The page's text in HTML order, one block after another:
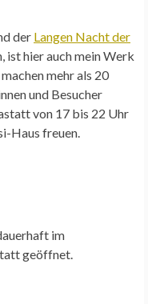
der Langen Nacht der
ist hier auch mein Werk
mehr als 20
und Besucher
von 17 bis 22 Uhr
Haus freuen.
im
geöffnet.